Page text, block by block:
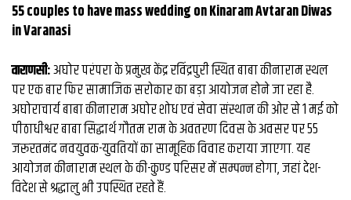
साहित्य
संस्कृति
ख़ान पान और जीवनशैली
अंतरराष्ट्रीय
फैक्ट चेक
व्यापार
55 couples to have mass wedding on Kinaram Avtaran Diwas
in Varanasi
वाराणसी:अघोर परंपरा के प्रमुख केंद्र रविंद्रपुरी स्थित बाबा कीनाराम स्थल
पर एक बार फिर सामाजिक सरोकार का बड़ा आयोजन होने जा रहा है.
अघोराचार्य बाबा कीनाराम अघोर शोध एवं सेवा संस्थान की ओर से 1 मई को
पीठाधीश्वर बाबा सिद्धार्थ गौतम राम के अवतरण दिवस के अवसर पर 55
जरूरतमंद नवयुवक-युवतियों का सामूहिक विवाह कराया जाएगा. यह
आयोजन कीनाराम स्थल के की-कुण्ड परिसर में सम्पन्न होगा, जहां देश-
विदेश से श्रद्धालु भी उपस्थित रहते हैं.